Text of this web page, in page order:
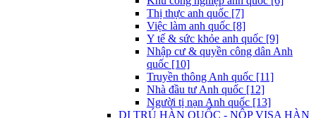
Thị thực anh quốc [7]
Việc làm anh quốc [8]
Y tế & sức khỏe anh quốc [9]
Nhập cư & quyền công dân Anh
quốc [10]
Truyền thông Anh quốc [11]
Nhà đầu tư Anh quốc [12]
Người tị nạn Anh quốc [13]
DI TRÚ HÀN QUỐC - NỘP VISA HÀN